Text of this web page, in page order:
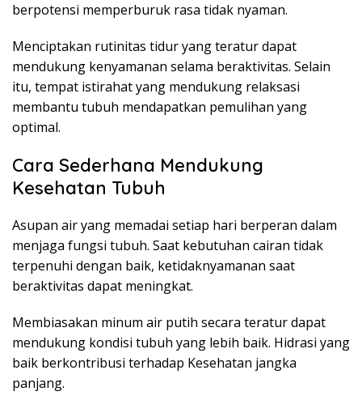
berpotensi memperburuk rasa tidak nyaman.
Menciptakan rutinitas tidur yang teratur dapat
mendukung kenyamanan selama beraktivitas. Selain
itu, tempat istirahat yang mendukung relaksasi
membantu tubuh mendapatkan pemulihan yang
optimal.
Cara Sederhana Mendukung
Kesehatan Tubuh
Asupan air yang memadai setiap hari berperan dalam
menjaga fungsi tubuh. Saat kebutuhan cairan tidak
terpenuhi dengan baik, ketidaknyamanan saat
beraktivitas dapat meningkat.
Membiasakan minum air putih secara teratur dapat
mendukung kondisi tubuh yang lebih baik. Hidrasi yang
baik berkontribusi terhadap Kesehatan jangka
panjang.